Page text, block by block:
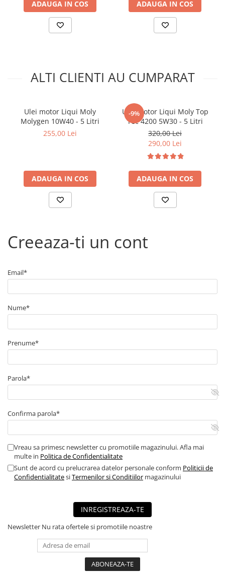
Pivot suspensie
■ Tavite auto portbagaj
■ Becuri auto
■ Accesorii auto interior
■ Accesorii auto exterior
■ Electrice auto
■ Siguranta auto
■ Stergatoare auto
■ Consumabile service
■ Echipamente de ridicare
■ Produse sezoniere
■ Produse universale
■ Echipamente atelier
pneumatice
■ Odorizanti auto
■ Consumabile vopsitorie
■ Lampi camioane
■ Accesorii vehicule electrice
■ Mobilier service
■ Scule de mana
■ Sistem AC
■ Bancuri de scule
► Ulei motor autoturisme
VW 502 00 VW 505 00
ADAUGA IN COS ADAUGA IN COS
ALTI CLIENTI AU CUMPARAT
Ulei motor Liqui Moly
Molygen 10W40 - 5 Litri
255,00 Lei
ADAUGA IN COS
-9%
Ulei motor Liqui Moly Top
Tec 4200 5W30 - 5 Litri
320,00 Lei
290,00 Lei
ADAUGA IN COS
Creeaza-ti un cont
Email*
Nume*
Prenume*
Parola*
Confirma parola*
Vreau sa primesc newsletter cu promotiile magazinului. Afla mai
multe in Politica de Confidentialitate
Sunt de acord cu prelucrarea datelor personale conform Politicii de
ConfidentialitatesiTermenilor si Conditiilor magazinului
INREGISTREAZA-TE
Newsletter Nu rata ofertele si promotiile noastre